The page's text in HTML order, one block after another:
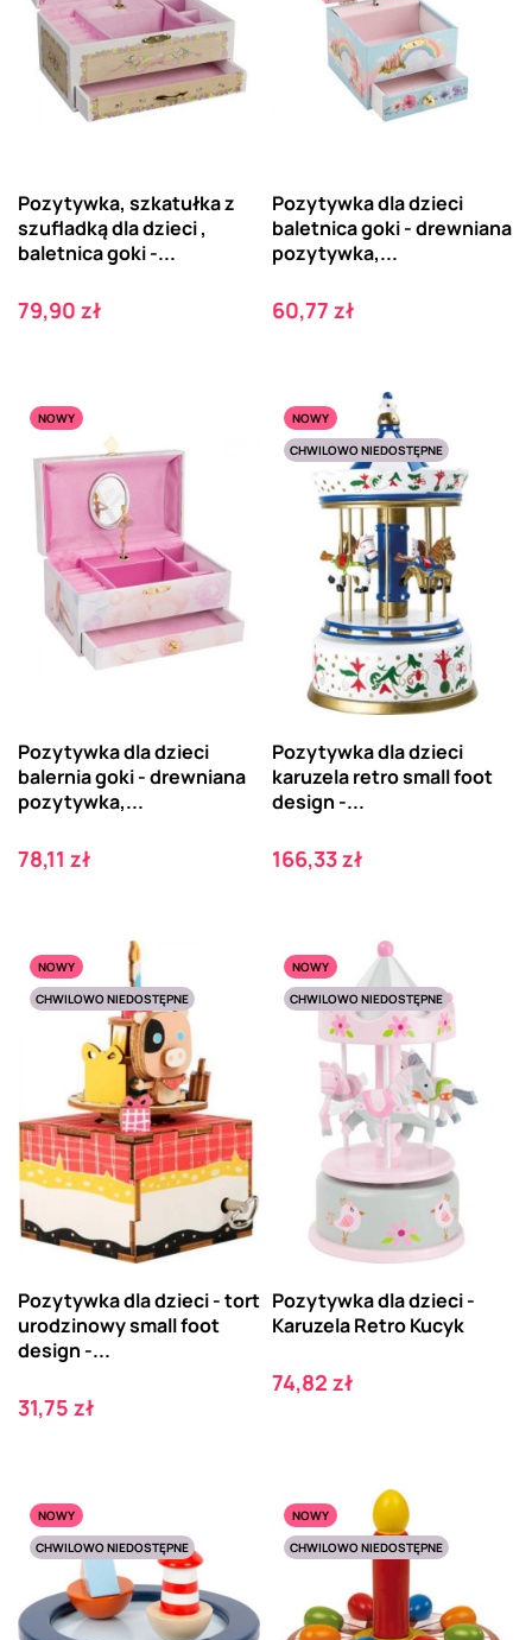
Pozytywka, szkatułka z
szufladką dla dzieci ,
baletnica goki -...
Cena
79,90 zł
Pozytywka dla dzieci
baletnica goki - drewniana
pozytywka,...
Cena
60,77 zł
NOWY
Pozytywka dla dzieci
balernia goki - drewniana
pozytywka,...
Cena
78,11 zł
NOWY
CHWILOWO NIEDOSTĘPNE
Pozytywka dla dzieci
karuzela retro small foot
design -...
Cena
166,33 zł
NOWY
CHWILOWO NIEDOSTĘPNE
Pozytywka dla dzieci - tort
urodzinowy small foot
design -...
Cena
31,75 zł
NOWY
CHWILOWO NIEDOSTĘPNE
Pozytywka dla dzieci -
Karuzela Retro Kucyk
Cena
74,82 zł
NOWY
CHWILOWO NIEDOSTĘPNE
NOWY
CHWILOWO NIEDOSTĘPNE